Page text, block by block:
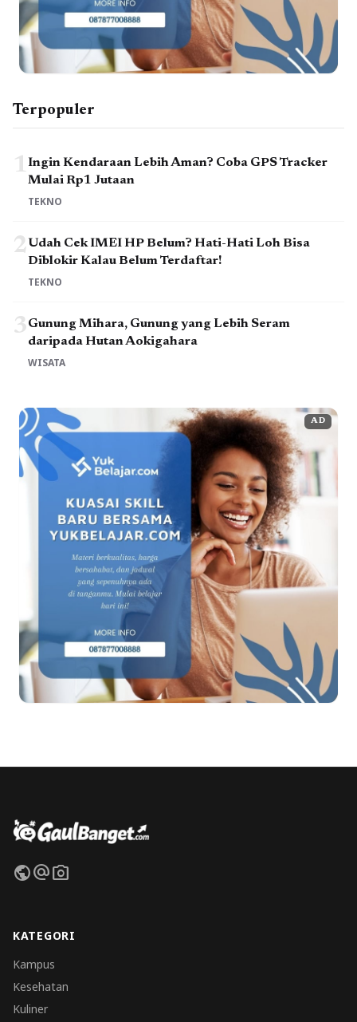
Terpopuler
1Ingin Kendaraan Lebih Aman? Coba GPS Tracker
Mulai Rp1 Jutaan
TEKNO
2Udah Cek IMEI HP Belum? Hati-Hati Loh Bisa
Diblokir Kalau Belum Terdaftar!
TEKNO
3Gunung Mihara, Gunung yang Lebih Seram
daripada Hutan Aokigahara
WISATA
AD
publicalternate_emailphoto_camera
KATEGORI
Kampus
Kesehatan
Kuliner